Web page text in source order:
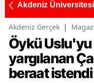
Akdeniz
Akdeniz Gerçek |
Öykü Uslu'yu
yargılanan
beraat istendi